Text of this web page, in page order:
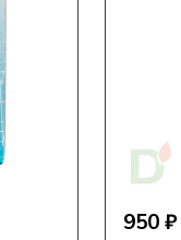
950 ₽